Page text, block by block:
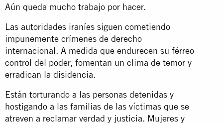
Aún queda mucho trabajo por hacer.
Las autoridades iraníes siguen cometiendo
impunemente crímenes de derecho
internacional. A medida que endurecen su férreo
control del poder, fomentan un clima de temor y
erradican la disidencia.
Están torturando a las personas detenidas y
hostigando a las familias de las víctimas que se
atreven a reclamar verdad y justicia. Mujeres y